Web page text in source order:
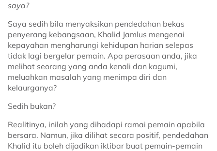
saya?
Saya sedih bila menyaksikan pendedahan bekas
penyerang kebangsaan, Khalid Jamlus mengenai
kepayahan mengharungi kehidupan harian selepas
tidak lagi bergelar pemain. Apa perasaan anda, jika
melihat seorang yang anda kenali dan kagumi,
meluahkan masalah yang menimpa diri dan
kelaurganya?
Sedih bukan?
Realitinya, inilah yang dihadapi ramai pemain apabila
bersara. Namun, jika dilihat secara positif, pendedahan
Khalid itu boleh dijadikan iktibar buat pemain-pemain